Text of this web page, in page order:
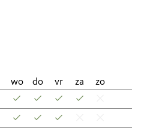
wo do vr za
zo